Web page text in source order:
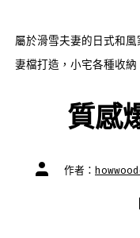
屬於滑雪夫妻的日式和
妻檔打造，小宅各種收
質感
文
章 作者：
類